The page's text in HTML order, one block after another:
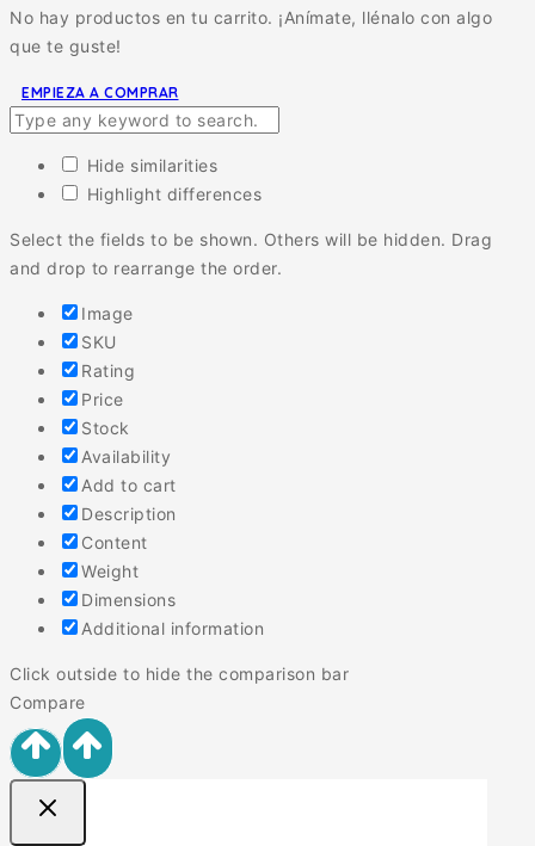
No hay productos en tu carrito. ¡Anímate, llénalo con algo
que te guste!
EMPIEZA A COMPRAR
Hide similarities
Highlight differences
Select the fields to be shown. Others will be hidden. Drag
and drop to rearrange the order.
Image
SKU
Rating
Price
Stock
Availability
Add to cart
Description
Content
Weight
Dimensions
Additional information
Click outside to hide the comparison bar
Compare